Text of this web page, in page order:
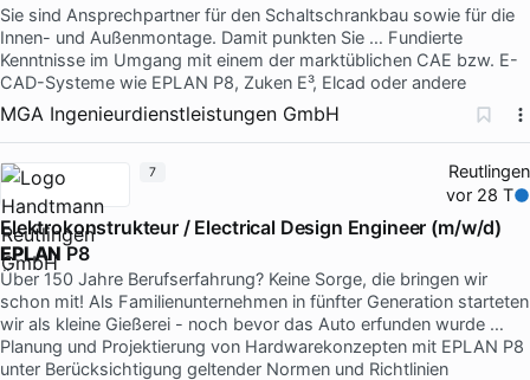
Sie sind Ansprechpartner für den Schaltschrankbau sowie für die
Innen- und Außenmontage. Damit punkten Sie … Fundierte
Kenntnisse im Umgang mit einem der marktüblichen CAE bzw. E-
CAD-Systeme wie EPLAN P8, Zuken E³, Elcad oder andere
MGA Ingenieurdienstleistungen GmbH
Reutlingen
vor 28 T
Elektrokonstrukteur / Electrical Design Engineer (m/w/d)
EPLANP8
Über 150 Jahre Berufserfahrung? Keine Sorge, die bringen wir
schon mit! Als Familienunternehmen in fünfter Generation starteten
wir als kleine Gießerei - noch bevor das Auto erfunden wurde …
Planung und Projektierung von Hardwarekonzepten mit EPLAN P8
unter Berücksichtigung geltender Normen und Richtlinien
7